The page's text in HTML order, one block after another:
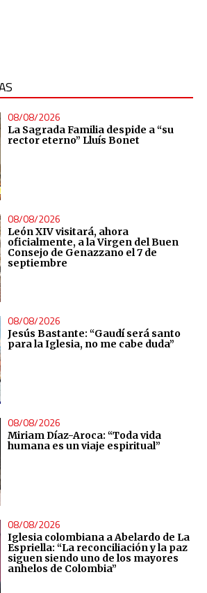
08/08/2026
La Sagrada Familia despide a “su
rector eterno” Lluís Bonet
08/08/2026
León XIV visitará, ahora
oficialmente, a la Virgen del Buen
Consejo de Genazzano el 7 de
septiembre
08/08/2026
Jesús Bastante: “Gaudí será santo
para la Iglesia, no me cabe duda”
08/08/2026
Miriam Díaz-Aroca: “Toda vida
humana es un viaje espiritual”
08/08/2026
Iglesia colombiana a Abelardo de La
Espriella: “La reconciliación y la paz
siguen siendo uno de los mayores
anhelos de Colombia”